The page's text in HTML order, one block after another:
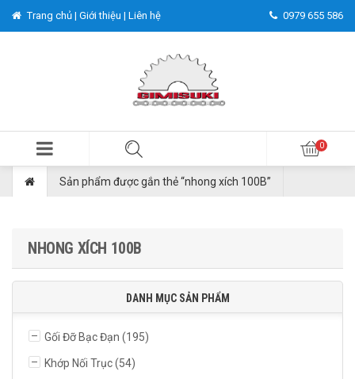
Trang chủ | Giới thiệu | Liên hệ 0979 655 586
Sản phẩm được gắn thẻ “nhong xích 100B”
NHONG XÍCH 100B
DANH MỤC SẢN PHẨM
Gối Đỡ Bạc Đạn (195)
Khớp Nối Trục(54)